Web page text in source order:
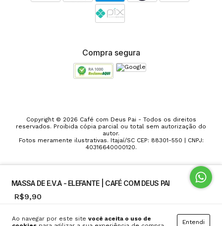
Ao navegar por este site você aceita o uso de
Entendi
MASSA DE E.V.A - ELEFANTE | CAFÉ COM DEUS PAI
R$9,90
MASSA DE E.V.A - ELEFANTE | CAFÉ
COM DEUS PAI
R$9,90
Compra segura
Copyright © 2026 Café com Deus Pai - Todos os direitos
reservados. Proibida cópia parcial ou total sem autorização do
autor.
Fotos meramente ilustrativas. Itajaí/SC CEP: 88301-550 | CNPJ:
40316640000120.